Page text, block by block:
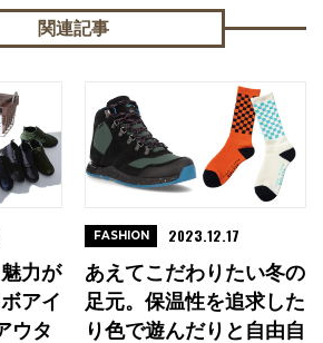
関連記事
力が
アイ
ウタ
あえてこだわりたい冬の
足元。保温性を追求した
り色で遊んだりと自由自
FASHION 2023.12.17